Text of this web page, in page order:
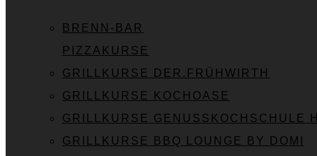
BRENN-BAR
PIZZAKURSE
GRILLKURSE DER.FRÜHWIRTH
GRILLKURSE KOCHOASE
GRILLKURSE GENUSSKOCHSCHULE
GRILLKURSE BBQ LOUNGE BY DOMI